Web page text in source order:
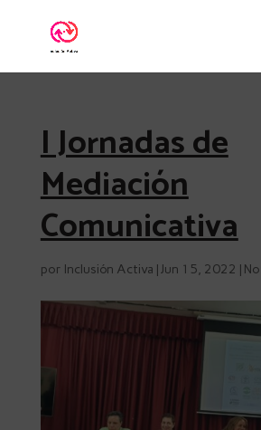
I Jornadas de
Mediación
Comunicativa
por Inclusión Activa |Jun 15, 2022 |